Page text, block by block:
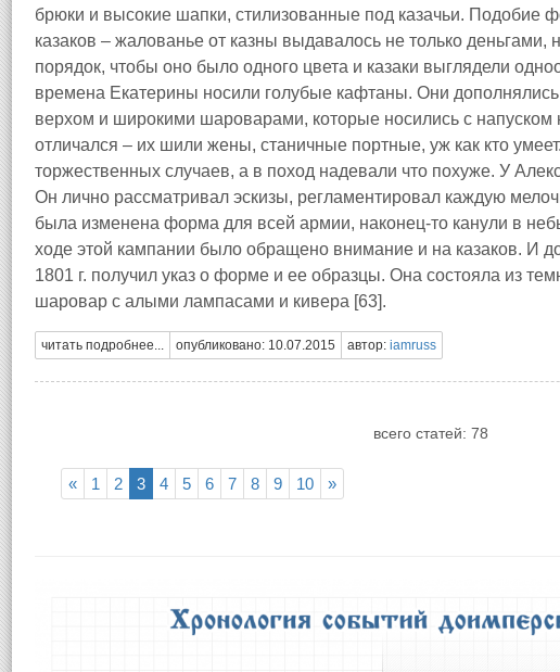
брюки и высокие шапки, стилизованные под казачьи. Подобие
казаков – жалованье от казны выдавалось не только деньгами,
порядок, чтобы оно было одного цвета и казаки выглядели
времена Екатерины носили голубые кафтаны. Они
верхом и широкими шароварами, которые носились с напуском
отличался – их шили жены, станичные портные, уж как кто
торжественных случаев, а в поход надевали что похуже. У
Он лично рассматривал эскизы, регламентировал каждую
была изменена форма для всей армии, наконец-то канули в
ходе этой кампании было обращено внимание и на казаков. И
1801 г. получил указ о форме и ее образцы. Она состояла из
шаровар с алыми лампасами и кивера [63].
читать подробнее... опубликовано: 10.07.2015 автор: iamruss
всего статей: 78
« 1 2 3 4 5 6 7 8 9 10 »